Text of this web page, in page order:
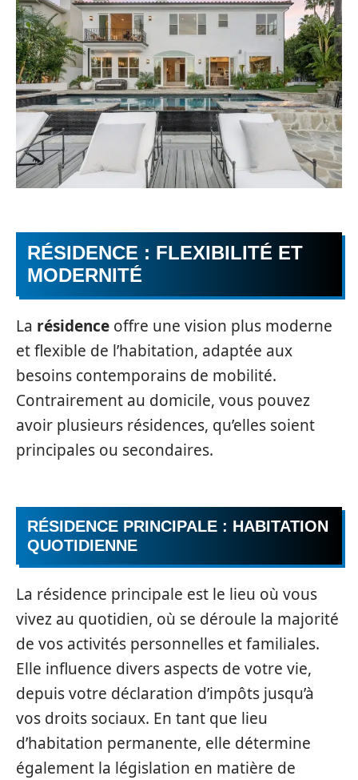
RÉSIDENCE : FLEXIBILITÉ ET
MODERNITÉ
La résidence offre une vision plus moderne
et flexible de l’habitation, adaptée aux
besoins contemporains de mobilité.
Contrairement au domicile, vous pouvez
avoir plusieurs résidences, qu’elles soient
principales ou secondaires.
RÉSIDENCE PRINCIPALE : HABITATION
QUOTIDIENNE
La résidence principale est le lieu où vous
vivez au quotidien, où se déroule la majorité
de vos activités personnelles et familiales.
Elle influence divers aspects de votre vie,
depuis votre déclaration d’impôts jusqu’à
vos droits sociaux. En tant que lieu
d’habitation permanente, elle détermine
également la législation en matière de